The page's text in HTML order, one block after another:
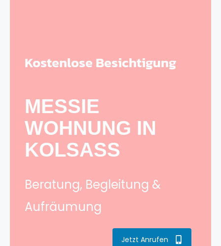
Kostenlose Besichtigung
MESSIE
WOHNUNG IN
KOLSASS
Beratung, Begleitung &
Aufräumung
Jetzt Anrufen